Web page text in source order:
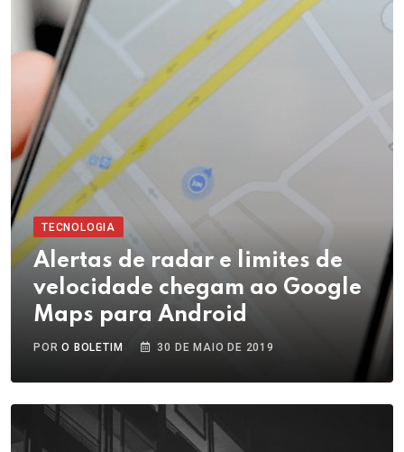
TECNOLOGIA
Alertas de radar e limites de
velocidade chegam ao Google
Maps para Android
PORO BOLETIM 30 DE MAIO DE 2019